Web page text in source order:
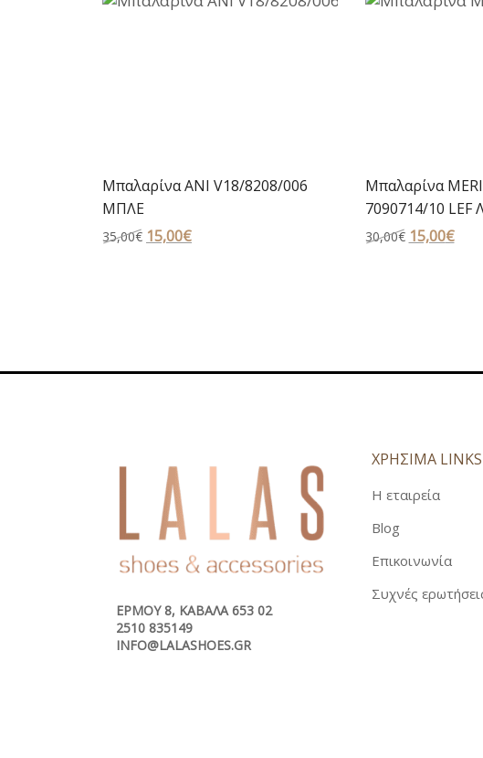
Μπαλαρίνα ANI V18/8208/006
ΜΠΛΕ
35,00€ Original
15,00€Η
Μπαλαρίνα
7090714/10 LEF
30,00€ Original
15,00€Η
ΕΡΜΟΎ 8, ΚΑΒΆΛΑ 653 02
2510 835149
INFO@LALASHOES.GR
ΧΡΗΣΙΜΑ LINKS
Η εταιρεία
Blog
Επικοινωνία
Συχνές